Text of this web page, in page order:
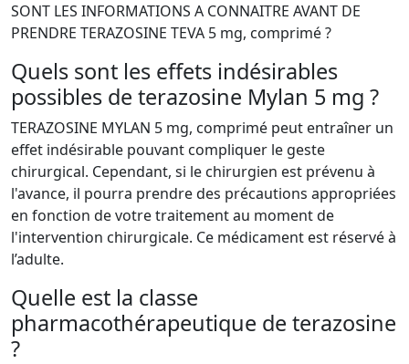
SONT LES INFORMATIONS A CONNAITRE AVANT DE
PRENDRE TERAZOSINE TEVA 5 mg, comprimé ?
Quels sont les effets indésirables
possibles de terazosine Mylan 5 mg ?
TERAZOSINE MYLAN 5 mg, comprimé peut entraîner un
effet indésirable pouvant compliquer le geste
chirurgical. Cependant, si le chirurgien est prévenu à
l'avance, il pourra prendre des précautions appropriées
en fonction de votre traitement au moment de
l'intervention chirurgicale. Ce médicament est réservé à
l’adulte.
Quelle est la classe
pharmacothérapeutique de terazosine
?